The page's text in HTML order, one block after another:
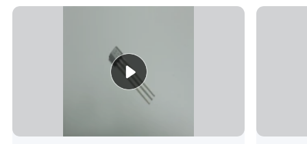
Специальная конструктивная цепь, которая
магнитного поля "S" или "N", отличную
симметрию положительного и отрицательного
переключателя и битный средний ток